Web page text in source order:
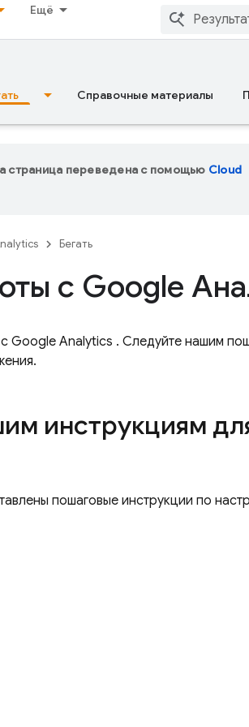
Ещё
Справочные материалы
страница переведена с помощью Cloud
Бегать
с Google
Google Analytics . Следуйте нашим
инструкциям
пошаговые инструкции по